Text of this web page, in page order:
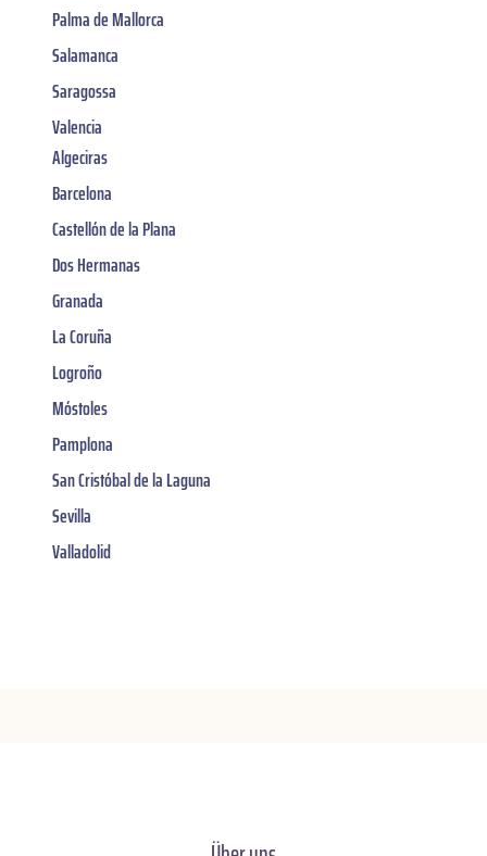
Palma de Mallorca
Salamanca
Saragossa
Valencia
Algeciras
Barcelona
Castellón de la Plana
Dos Hermanas
Granada
La Coruña
Logroño
Móstoles
Pamplona
San Cristóbal de la Laguna
Sevilla
Valladolid